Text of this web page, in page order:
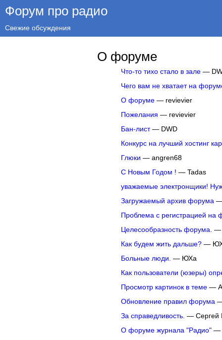
Форум про радио
Свежие обсуждения
О форуме
Что-то тихо стало в зале—
Чего вам не хватает на
О форуме— revievier
Пожелания — revievier
Бан-лист— DWD
Конкурс на лучший хостинг
Глюки — angren68
С Новым Годом ! — Tadas
уважаемые электронщики!
Загружаемый архив форума
Проблема с регистрацией на
Целесообразность форума. —
Как будем жить дальше?—
Больные люди. — ЮХа
Как пользователи (юзеры)
Просмотр картинок в теме—
Обновление правил форума
За справедливость. — Сергей
О форуме журнала "Радио"—